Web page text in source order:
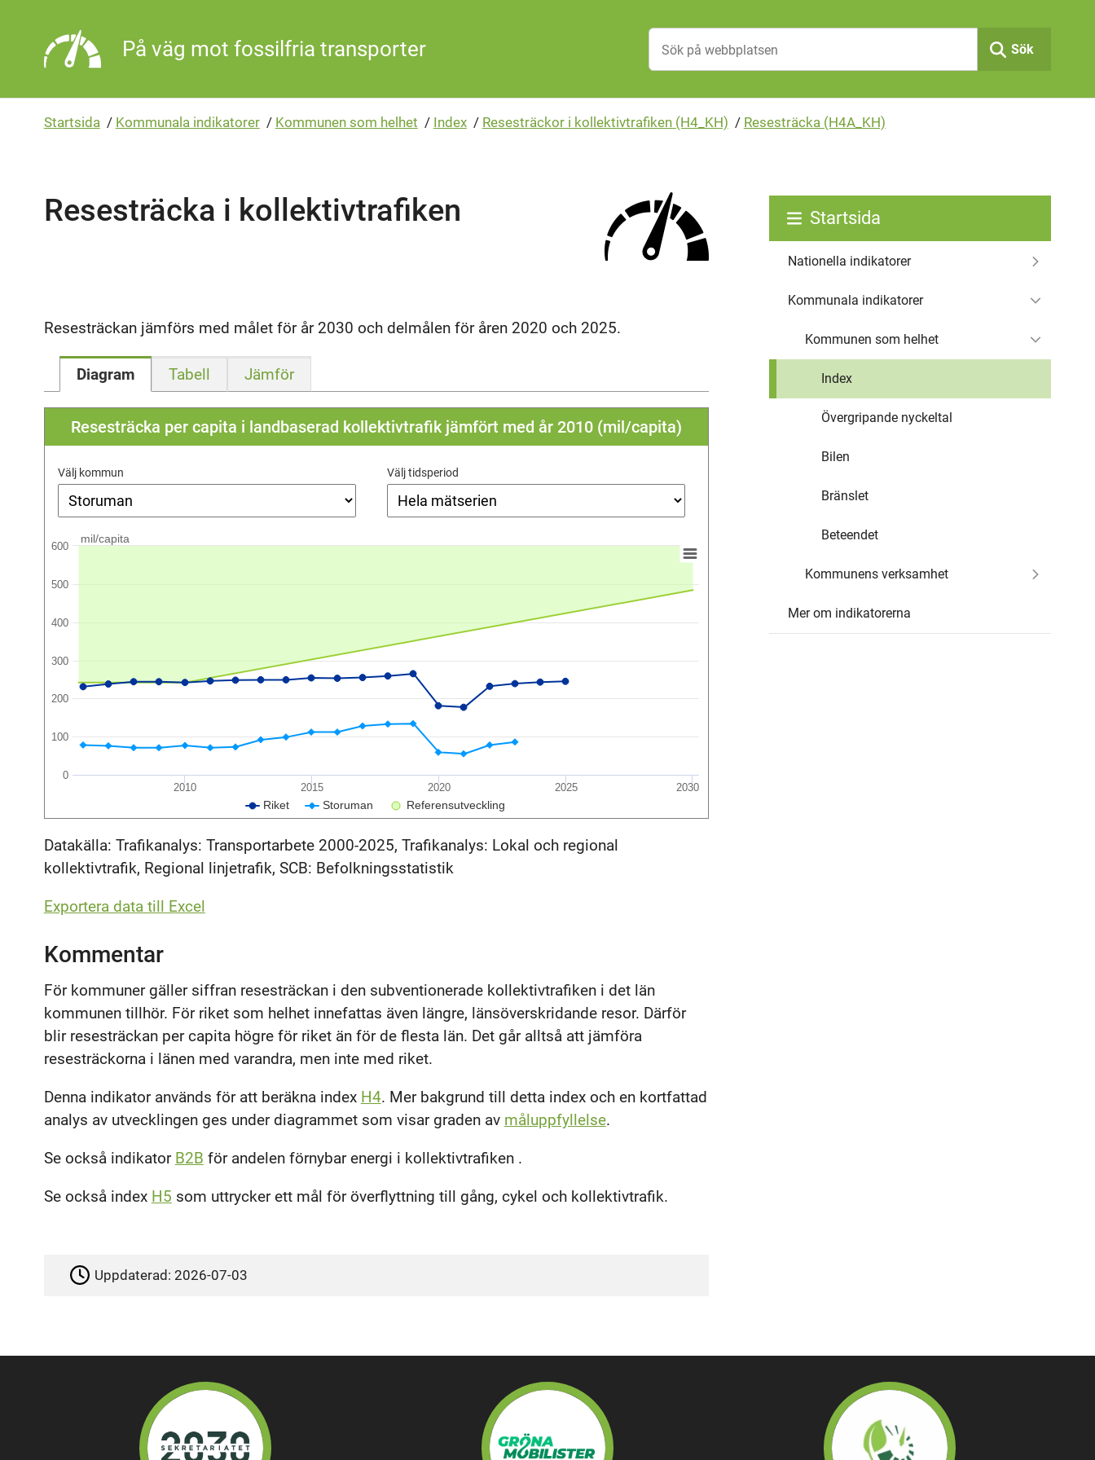
På väg mot fossilfria transporter Sök
Startsida / Kommunala indikatorer / Kommunen som helhet / Index / Resesträckor i kollektivtrafiken (H4_KH) / Resesträcka (H4A_KH)
Resesträcka i kollektivtrafiken
Resesträckan jämförs med målet för år 2030 och delmålen för åren 2020 och 2025.
Diagram Tabell Jämför
Resesträcka per capita i landbaserad kollektivtrafik jämfört med år 2010 (mil/capita)
Välj kommun Välj tidsperiod
mil/capita
Riket Storuman Referensutveckling
2010 2015 2020 2025 2030
0
100
200
300
400
500
600
Datakälla: Trafikanalys: Transportarbete 2000-2025, Trafikanalys: Lokal och regional
kollektivtrafik, Regional linjetrafik, SCB: Befolkningsstatistik
Exportera data till Excel
Kommentar
För kommuner gäller siffran resesträckan i den subventionerade kollektivtrafiken i det län
kommunen tillhör. För riket som helhet innefattas även längre, länsöverskridande resor. Därför
blir resesträckan per capita högre för riket än för de flesta län. Det går alltså att jämföra
resesträckorna i länen med varandra, men inte med riket.
Denna indikator används för att beräkna index H4. Mer bakgrund till detta index och en kortfattad
analys av utvecklingen ges under diagrammet som visar graden av måluppfyllelse.
Se också indikator B2B för andelen förnybar energi i kollektivtrafiken .
Se också index H5 som uttrycker ett mål för överflyttning till gång, cykel och kollektivtrafik.
Uppdaterad:2026-07-03
Startsida
Nationella indikatorer
Kommunala indikatorer
Kommunen som helhet
Index
Övergripande nyckeltal
Bilen
Bränslet
Beteendet
Kommunens verksamhet
Mer om indikatorerna